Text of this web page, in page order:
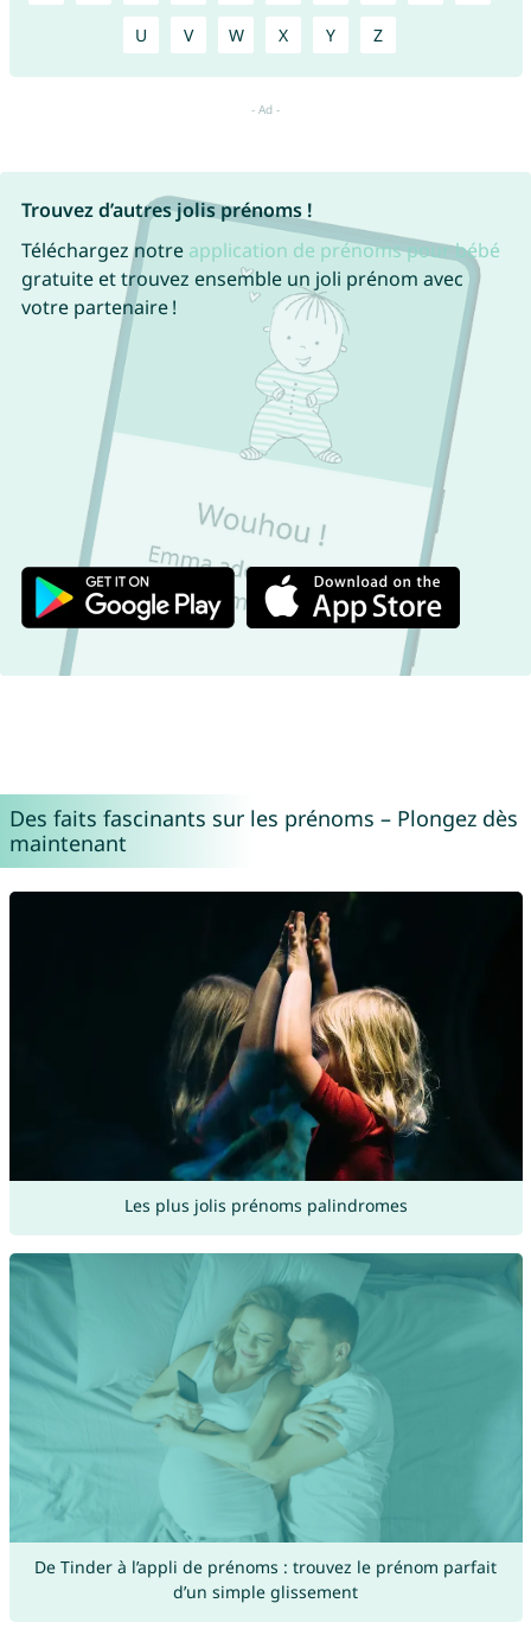
U V W X Y Z
Trouvez d’autres jolis prénoms !
Téléchargez notre application de prénoms pour bébé
gratuite et trouvez ensemble un joli prénom avec
votre partenaire !
Des faits fascinants sur les prénoms – Plongez dès
maintenant
Les plus jolis prénoms palindromes
De Tinder à l’appli de prénoms : trouvez le prénom parfait
d’un simple glissement